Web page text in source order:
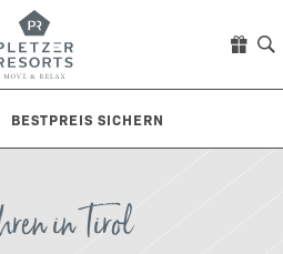
BESTPREIS SICHERN
in Tirol